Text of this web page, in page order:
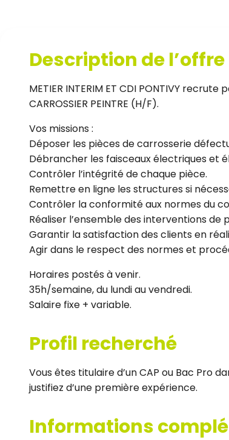
Description de l’offre
METIER INTERIM ET CDI PONTIVY
CARROSSIER PEINTRE (H/F).
Vos missions :
Déposer les pièces de carrosserie
Débrancher les faisceaux électriques et
Contrôler l’intégrité de chaque pièce.
Remettre en ligne les structures si
Contrôler la conformité aux normes du
Réaliser l’ensemble des interventions de
Garantir la satisfaction des clients en
Agir dans le respect des normes et
Horaires postés à venir.
35h/semaine, du lundi au vendredi.
Salaire fixe + variable.
Profil recherché
Vous êtes titulaire d’un CAP ou Bac Pro
justifiez d’une première expérience.
Informations